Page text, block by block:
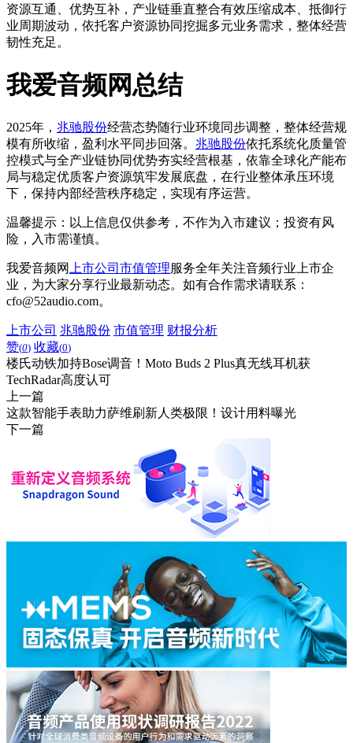
资源互通、优势互补，产业链垂直整合有效压缩成本、抵御行
业周期波动，依托客户资源协同挖掘多元业务需求，整体经营
韧性充足。
我爱音频网总结
2025年， 兆驰股份经营态势随行业环境同步调整，整体经营规
模有所收缩，盈利水平同步回落。 兆驰股份依托系统化质量管
控模式与全产业链协同优势夯实经营根基，依靠全球化产能布
局与稳定优质客户资源筑牢发展底盘，在行业整体承压环境
下，保持内部经营秩序稳定，实现有序运营。
温馨提示：以上信息仅供参考，不作为入市建议；投资有风
险，入市需谨慎。
我爱音频网 上市公司 市值管理服务全年关注音频行业上市企
业，为大家分享行业最新动态。如有合作需求请联系：
cfo@52audio.com。
上市公司 兆驰股份 市值管理 财报分析
赞(0) 收藏(0)
楼氏动铁加持Bose调音！Moto Buds 2 Plus真无线耳机获
TechRadar高度认可
上一篇
这款智能手表助力萨维刷新人类极限！设计用料曝光
下一篇